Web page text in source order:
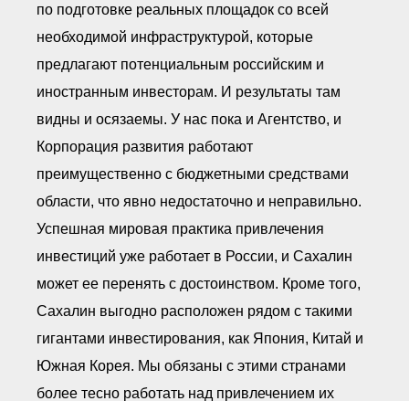
по подготовке реальных площадок со всей
необходимой инфраструктурой, которые
предлагают потенциальным российским и
иностранным инвесторам. И результаты там
видны и осязаемы. У нас пока и Агентство, и
Корпорация развития работают
преимущественно с бюджетными средствами
области, что явно недостаточно и неправильно.
Успешная мировая практика привлечения
инвестиций уже работает в России, и Сахалин
может ее перенять с достоинством. Кроме того,
Сахалин выгодно расположен рядом с такими
гигантами инвестирования, как Япония, Китай и
Южная Корея. Мы обязаны с этими странами
более тесно работать над привлечением их